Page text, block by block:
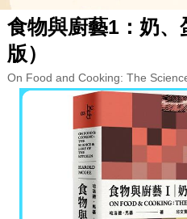
食物與廚藝1：奶、
版）
On Food and Cooking: The